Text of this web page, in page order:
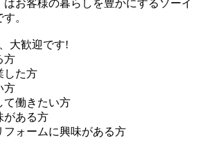
はお客様の暮らしを豊かにするソーイ
。
大歓迎です!
方
した方
方
働きたい方
ある方
ォームに興味がある方